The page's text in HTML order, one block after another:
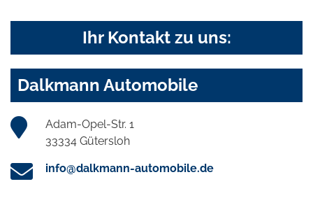
Ihr Kontakt zu uns:
Dalkmann Automobile
Adam-Opel-Str. 1
33334 Gütersloh
info@dalkmann-automobile.de